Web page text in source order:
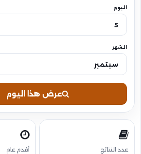
اليوم
الشهر
عرض هذا اليوم
عدد النتائج أقدم عام